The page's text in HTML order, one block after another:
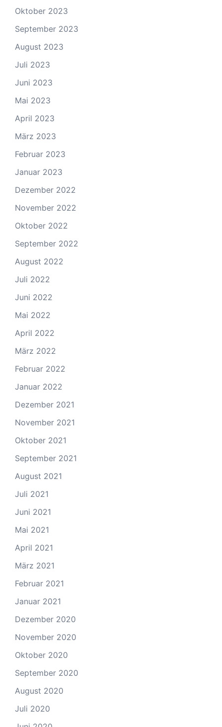
Oktober 2023
September 2023
August 2023
Juli 2023
Juni 2023
Mai 2023
April 2023
März 2023
Februar 2023
Januar 2023
Dezember 2022
November 2022
Oktober 2022
September 2022
August 2022
Juli 2022
Juni 2022
Mai 2022
April 2022
März 2022
Februar 2022
Januar 2022
Dezember 2021
November 2021
Oktober 2021
September 2021
August 2021
Juli 2021
Juni 2021
Mai 2021
April 2021
März 2021
Februar 2021
Januar 2021
Dezember 2020
November 2020
Oktober 2020
September 2020
August 2020
Juli 2020